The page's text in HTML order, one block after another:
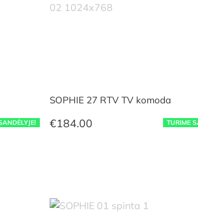
TURIME
SOPHIE 27 RTV TV komoda
€184.00